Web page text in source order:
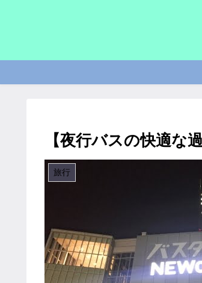
【夜行バスの快適な
旅行